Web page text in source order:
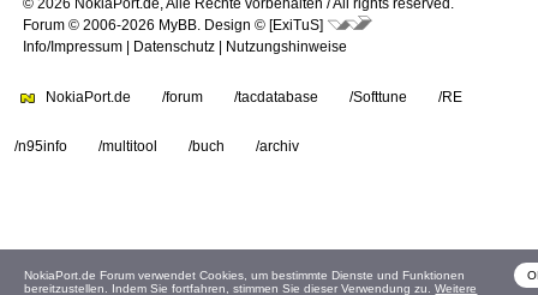
NokiaPort.de Forum verwendet Cookies, um bestimmte Dienste und Funktionen
bereitzustellen. Indem Sie fortfahren, stimmen Sie dieser Verwendung zu.Weitere
© 2026 NokiaPort.de, Alle Rechte vorbehalten /All rights reserved.
Forum © 2006-2026 MyBB
Design © [ExiTuS]
Info/Impressum
Datenschutz Nutzungshinweise
NokiaPort.de /forum /tacdatabase /Softtune /RE
/n95info /multitool /buch /archiv